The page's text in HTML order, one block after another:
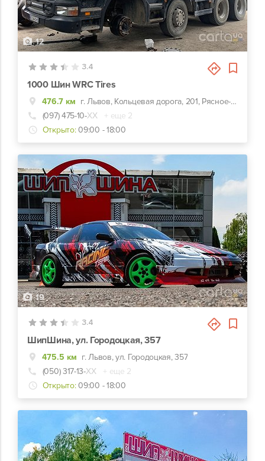
12
3.4
1000 Шин WRC Tires
476.7 км
г. Львов, Кольцевая дорога, 201, Рясное-Русское, ул. Дачная, 5
(097) 475-10-ХХ
+ еще 2
Открыто: 09:00 - 18:00
19
3.4
ШипШина, ул. Городоцкая, 357
475.5 км г. Львов, ул. Городоцкая, 357
(050) 317-13-ХХ
+ еще 2
Открыто: 09:00 - 18:00